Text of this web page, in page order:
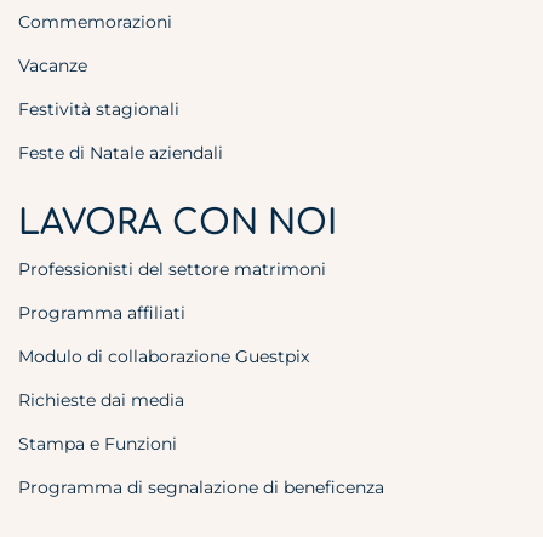
Commemorazioni
Vacanze
Festività stagionali
Feste di Natale aziendali
LAVORA CON NOI
Professionisti del settore matrimoni
Programma affiliati
Modulo di collaborazione Guestpix
Richieste dai media
Stampa e Funzioni
Programma di segnalazione di beneficenza